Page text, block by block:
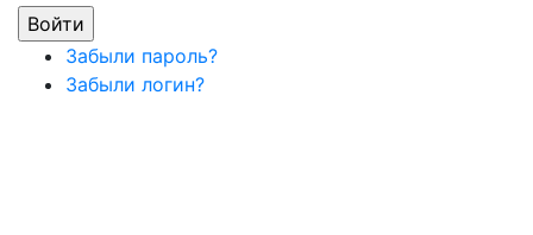
Забыли пароль?
Забыли логин?